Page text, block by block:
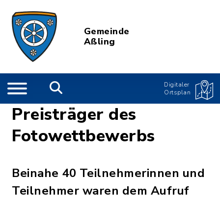
Gemeinde
Aßling
Digitaler
Ortsplan
Preisträger des
Fotowettbewerbs
Beinahe 40 Teilnehmerinnen und
Teilnehmer waren dem Aufruf